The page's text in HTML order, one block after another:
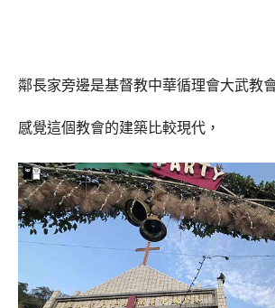
鄰長家旁邊是基督教中華循理會大武教
感覺這個教會的建築比較現代，